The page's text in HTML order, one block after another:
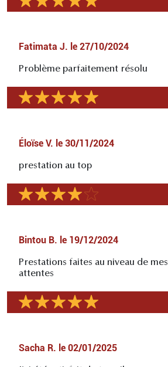
Fatimata J. le 27/10/2024
Problème parfaitement résolu
Éloïse V. le 30/11/2024
prestation au top
Bintou B. le 19/12/2024
Prestations faites au niveau de mes
attentes
Sacha R. le 02/01/2025